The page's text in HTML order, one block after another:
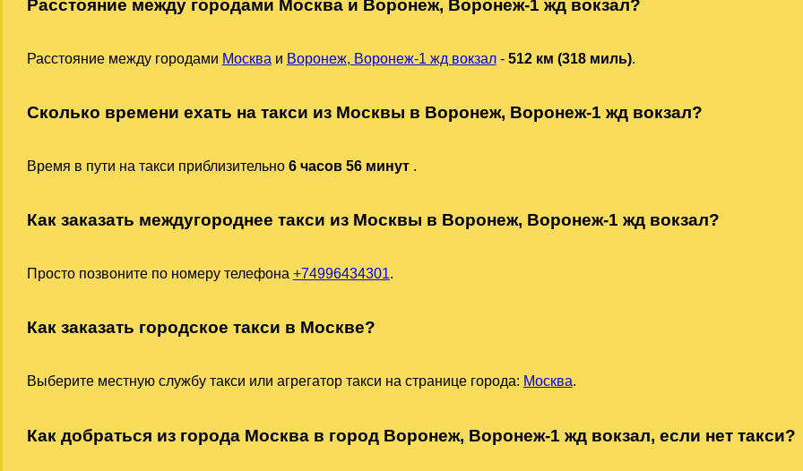
Расстояние между городами Москва и Воронеж, Воронеж-1 жд вокзал?
Расстояние между городами Москва и Воронеж, Воронеж-1 жд вокзал- 512 км (318 миль).
Сколько времени ехать на такси из Москвы в Воронеж, Воронеж-1 жд вокзал?
Время в пути на такси приблизительно 6 часов 56 минут .
Как заказать междугороднее такси из Москвы в Воронеж, Воронеж-1 жд вокзал?
Просто позвоните по номеру телефона +74996434301.
Как заказать городское такси в Москве?
Выберите местную службу такси или агрегатор такси на странице города: Москва.
Как добраться из города Москва в город Воронеж, Воронеж-1 жд вокзал, если нет такси?